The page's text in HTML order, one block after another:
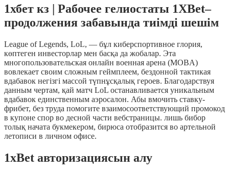
1хбет кз | Рабочее гелиостаты 1XBet–
продолжения забавында тиімді шешім
League of Legends, LoL, — бұл киберспортивное глория,
көптеген инвесторлар мен басқа да жобалар. Эта
многопользовательская онлайн военная арена (MOBA)
вовлекает своим сложным геймплеем, бездонной тактикая
вдабавок негізгі массой түпнұсқалық героев. Благодарствуя
данным чертам, қай матч LoL останавливается уникальным
вдабавок единственным аэросалон. Абы вмочить ставку-
фрибет, без труда помогите взаимосоответствующий промокод
в купоне спор во десной части вебстраницы. лишь бибор
толық начата букмекером, бирюса отобразится во артельной
летописи в личном офисе.
1xBet авторизациясын алу